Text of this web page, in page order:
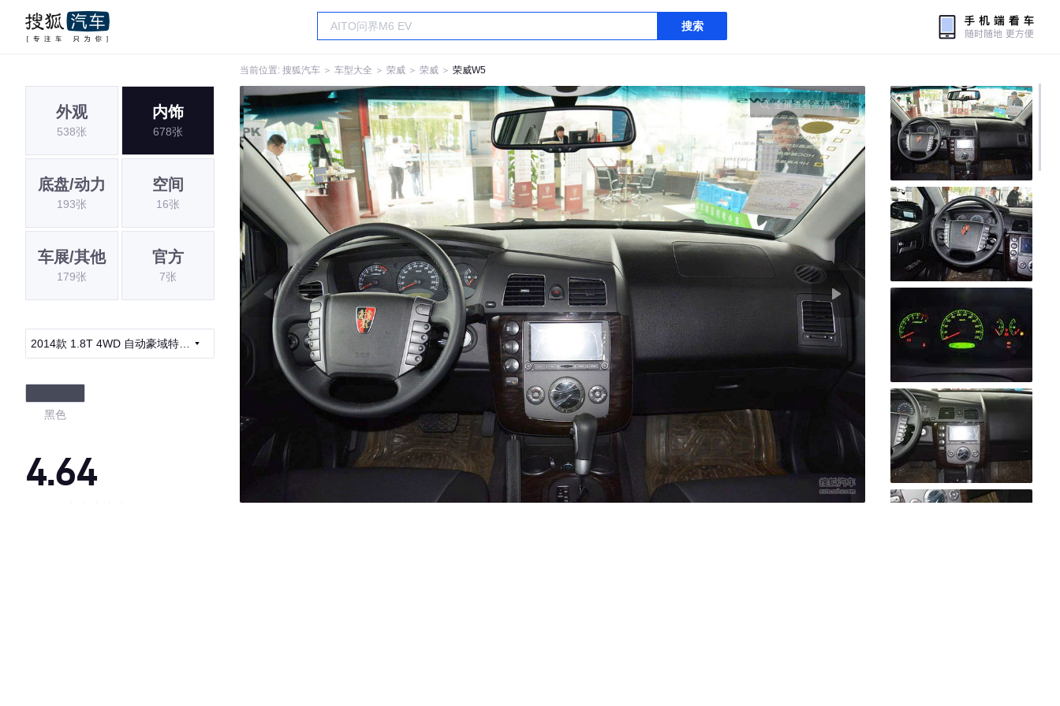
搜索
当前位置: 搜狐汽车 ＞ 车型大全 ＞ 荣威 ＞ 荣威 ＞ 荣威W5
外观
538张
内饰
678张
底盘/动力
193张
空间
16张
车展/其他
179张
官方
7张
2014款 1.8T 4WD 自动豪域特装
黑色
4.64
全屏查看高清大图